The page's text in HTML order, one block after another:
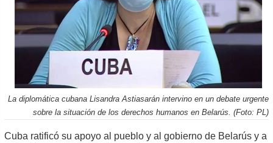
La diplomática cubana Lisandra Astiasarán intervino en un debate urgente
sobre la situación de los derechos humanos en Belarús. (Foto: PL)
Cuba ratificó su apoyo al pueblo y al gobierno de Belarús y a